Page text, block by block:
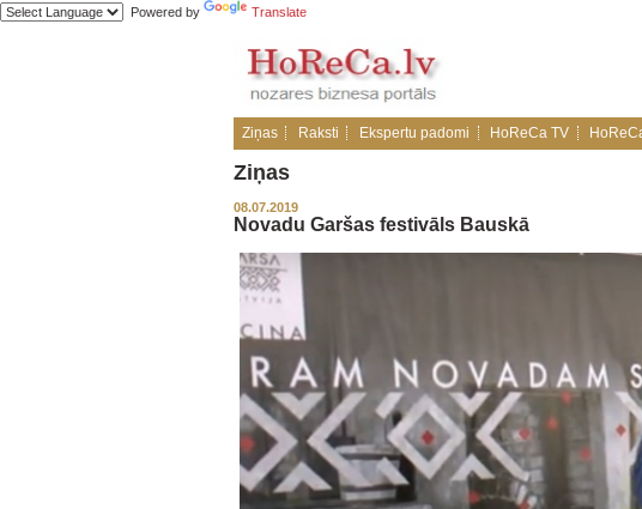
Powered by Translate
Ziņas Raksti Ekspertu padomi HoReCa TV
Ziņas
08.07.2019
Novadu Garšas festivāls Bauskā